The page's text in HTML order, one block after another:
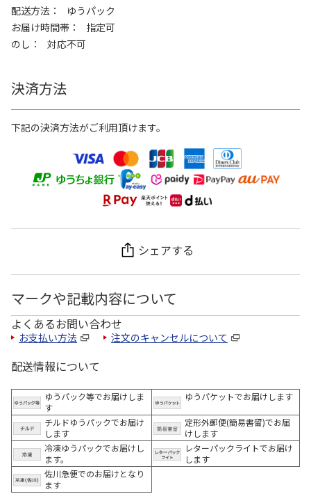
配送方法
ゆうパック
お届け時間帯
指定可
のし
対応不可
決済方法
下記の決済方法がご利用頂けます。
シェアする
マークや記載内容について
よくあるお問い合わせ
お支払い方法 注文のキャンセルについて
配送情報について
ゆうパック等でお届けしま
す
ゆうパケットでお届けします
チルドゆうパックでお届け
します
定形外郵便(簡易書留)でお届
けします
冷凍ゆうパックでお届けし
ます。
レターパックライトでお届け
します
佐川急便でのお届けとなり
ます